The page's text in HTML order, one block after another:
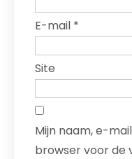
E-mail *
Site
Mijn naam, e-
browser voor de